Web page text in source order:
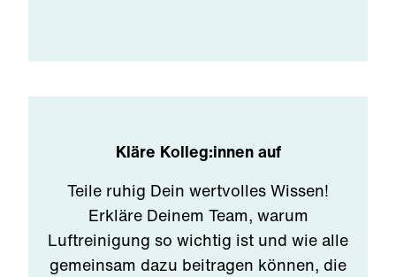
Kläre Kolleg:innen auf
Teile ruhig Dein wertvolles Wissen!
Erkläre Deinem Team, warum
Luftreinigung so wichtig ist und wie alle
gemeinsam dazu beitragen können, die